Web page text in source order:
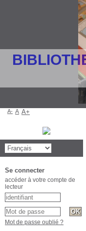
A- A A+
Se connecter
accéder à votre compte de
lecteur
Mot de passe oublié ?